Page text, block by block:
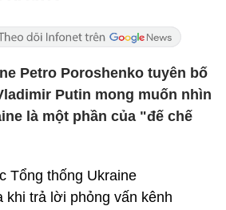
Petro Poroshenko tuyên bố
Putin mong muốn nhìn
là một phần của "đế chế
Tổng thống Ukraine
khi trả lời phỏng vấn kênh